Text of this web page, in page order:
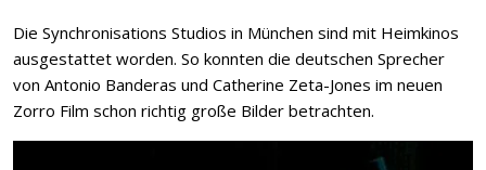
Die Synchronisations Studios in München sind mit Heimkinos
ausgestattet worden. So konnten die deutschen Sprecher
von Antonio Banderas und Catherine Zeta-Jones im neuen
Zorro Film schon richtig große Bilder betrachten.